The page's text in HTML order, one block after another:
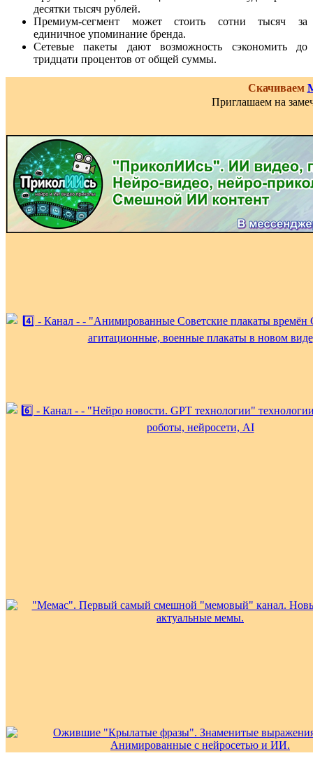
десятки тысяч рублей.
Премиум-сегмент может стоить сотни тысяч за
единичное упоминание бренда.
Сетевые пакеты дают возможность сэкономить до
тридцати процентов от общей суммы.
Скачиваем
Приглашаем на